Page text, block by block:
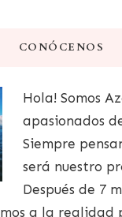
CONÓCENOS
Hola! Somos
apasionados
Siempre
será nuestro
Después de 7
a la realidad